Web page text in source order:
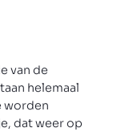
van de
helemaal
worden
dat weer op